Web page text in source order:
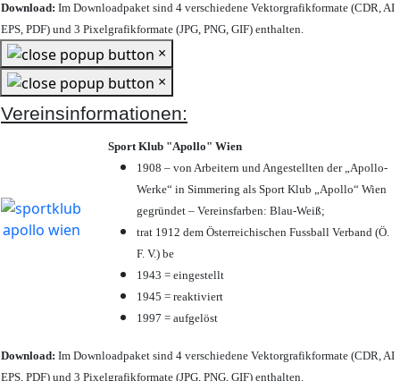
Download: Im Downloadpaket sind 4 verschiedene Vektorgrafikformate (CDR, AI
EPS, PDF) und 3 Pixelgrafikformate (JPG, PNG, GIF) enthalten.
×
×
Vereinsinformationen:
Sport Klub "Apollo" Wien
1908 – von Arbeitern und Angestellten der „Apollo-
Werke“ in Simmering als Sport Klub „Apollo“ Wien
gegründet – Vereinsfarben: Blau-Weiß;
trat 1912 dem Österreichischen Fussball Verband (Ö.
F. V.) be
1943 = eingestellt
1945 = reaktiviert
1997 = aufgelöst
Download: Im Downloadpaket sind 4 verschiedene Vektorgrafikformate (CDR, AI
EPS, PDF) und 3 Pixelgrafikformate (JPG, PNG, GIF) enthalten.